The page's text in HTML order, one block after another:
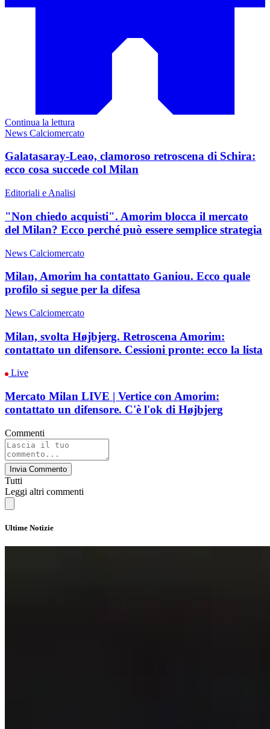
Continua la lettura
News Calciomercato
Galatasaray-Leao, clamoroso retroscena di Schira:
ecco cosa succede col Milan
Editoriali e Analisi
"Non chiedo acquisti". Amorim blocca il mercato
del Milan? Ecco perché può essere semplice strategia
News Calciomercato
Milan, Amorim ha contattato Ganiou. Ecco quale
profilo si segue per la difesa
News Calciomercato
Milan, svolta Højbjerg. Retroscena Amorim:
contattato un difensore. Cessioni pronte: ecco la lista
Live
Mercato Milan LIVE | Vertice con Amorim:
contattato un difensore. C'è l'ok di Højbjerg
Commenti
Invia Commento
Tutti
Leggi altri commenti
Ultime Notizie